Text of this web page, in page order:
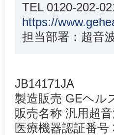
TEL 0120-202-
https://
担当部署：超音
JB14171JA
製造販売 GEヘル
販売名称 汎用超
医療機器認証番号